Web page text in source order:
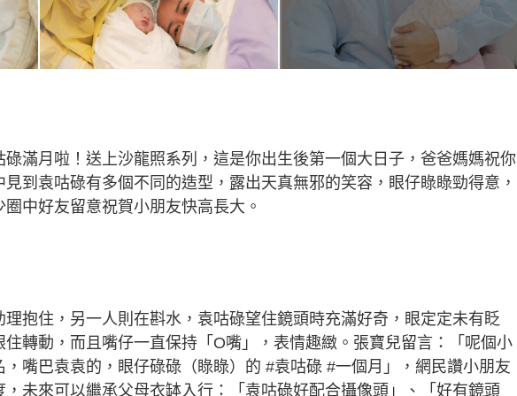
滿月啦！送上沙龍照系列，這是你出生後第一個大日子，爸爸媽媽祝你
到袁咕碌有多個不同的造型，露出天真無邪的笑容，眼仔睩睩勁得意，
中好友留意祝賀小朋友快高長大。
抱住，另一人則在斟水，袁咕碌望住鏡頭時充滿好奇，眼定定未有眨
轉動，而且嘴仔一直保持「O嘴」，表情趣緻。張寶兒留言：「呢個小
嘴巴袁袁的，眼仔碌碌（睩睩）的 #袁咕碌 #一個月」，網民讚小朋友
未來可以繼承父母衣缽入行：「袁咕碌好配合攝像頭」、「好有鏡頭